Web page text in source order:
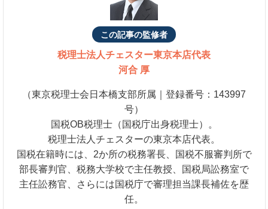
この記事の監修者
税理士法人チェスター東京本店代表
河合 厚
（東京税理士会日本橋支部所属｜登録番号：143997
号）
国税OB税理士（国税庁出身税理士）。
税理士法人チェスターの東京本店代表。
国税在籍時には、2か所の税務署長、国税不服審判所で
部長審判官、税務大学校で主任教授、国税局訟務室で
主任訟務官、さらには国税庁で審理担当課長補佐を歴
任。